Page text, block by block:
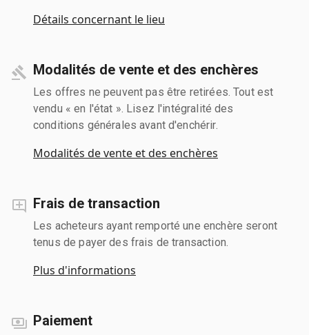
Détails concernant le lieu
Modalités de vente et des enchères
Les offres ne peuvent pas être retirées. Tout est
vendu « en l'état ». Lisez l'intégralité des
conditions générales avant d'enchérir.
Modalités de vente et des enchères
Frais de transaction
Les acheteurs ayant remporté une enchère seront
tenus de payer des frais de transaction.
Plus d'informations
Paiement